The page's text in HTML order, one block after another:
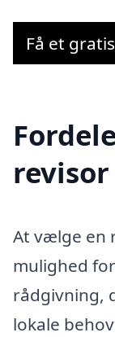
Få et
At vælge en
mulighed
rådgivning,
lokale